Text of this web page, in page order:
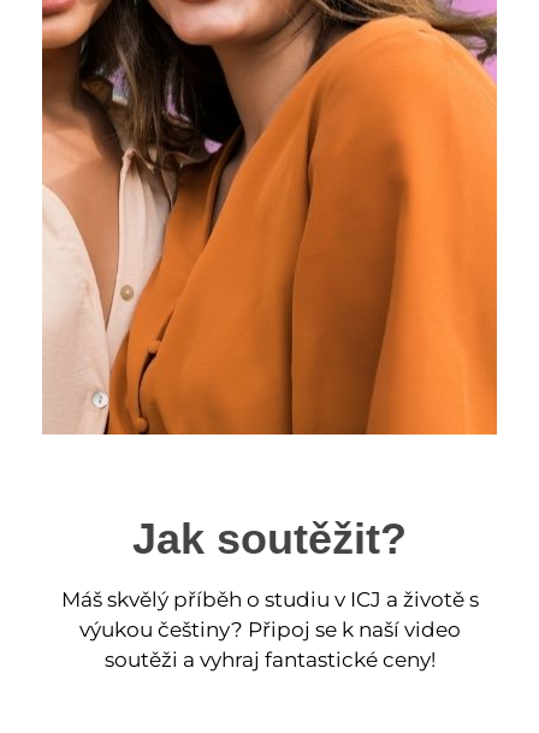
Jak soutěžit?
Máš skvělý příběh o studiu v ICJ a životě s
výukou češtiny? Připoj se k naší video
soutěži a vyhraj fantastické ceny!